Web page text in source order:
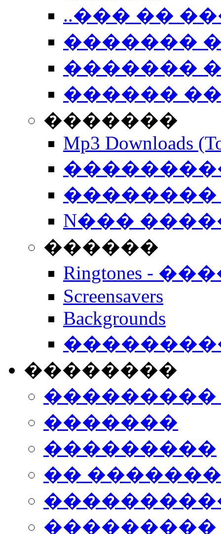
..��� ��
�������
�������
������
�������
Mp3 Downloads
��������
N���
������
Ringtones -
Screensavers
Backgrounds
��������
���������
�������
���������
��
���������